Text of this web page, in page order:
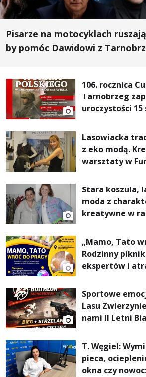
Pisarze na motocyklach
by pomóc Dawidowi z
106. rocznica
Tarnobrzeg
uroczystości 15
Lasowiacka
z eko modą.
warsztaty w
Stara koszula,
moda z
kreatywne w
„Mamo, Tato
Rodzinny
ekspertów i
Sportowe
Lasu
nami II Letni
T. Węgiel:
pieca,
okna czy